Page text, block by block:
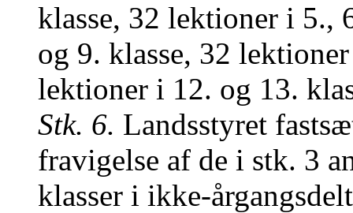
klasse, 32 lektioner i 5.,
og 9. klasse, 32
lektioner i 12. og 13.
Stk. 6. Landsstyret
fravigelse af de i stk. 3
klasser i ikke-